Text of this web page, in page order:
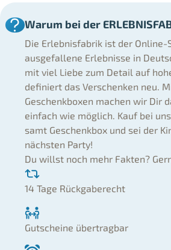
Warum bei der
Die Erlebnisfabrik ist der Online-
ausgefallene Erlebnisse in
mit viel Liebe zum Detail auf
definiert das Verschenken neu.
Geschenkboxen machen wir Dir
einfach wie möglich. Kauf bei
samt Geschenkbox und sei der
nächsten Party!
Du willst noch mehr Fakten?
14 Tage Rückgaberecht
Gutscheine übertragbar